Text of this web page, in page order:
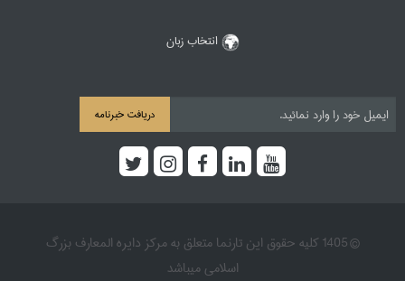
انتخاب زبان
دریافت خبرنامه
© 1405 کلیه حقوق این تارنما متعلق به مرکز دایره المعارف بزرگ
اسلامی میباشد